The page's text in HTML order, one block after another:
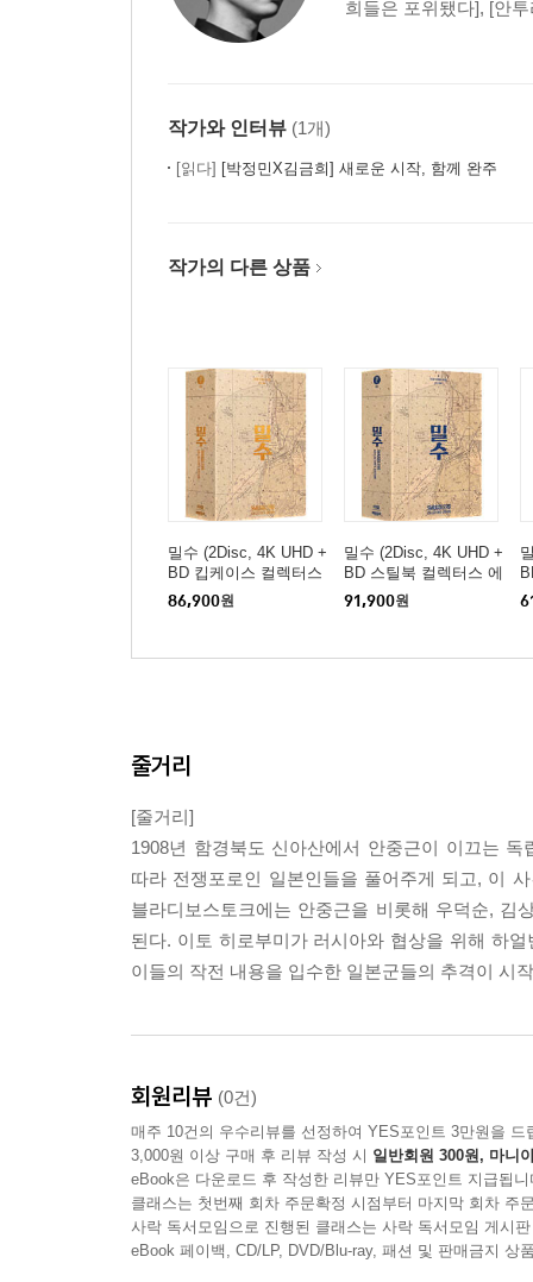
희들은 포위됐다], [안
작가와 인터뷰 (1개)
[읽다] [박정민X김금희] 새로운 시작, 함께 완주
작가의 다른 상품
밀수 (2Disc, 4K UHD +
BD 킵케이스 컬렉터스
에디션) : 블루레이
86,900원
밀수 (2Disc, 4K UHD +
BD 스틸북 컬렉터스 에
디션) : 블루레이
91,900원
줄거리
[줄거리]
1908년 함경북도 신아산에서 안중근이 이끄는
따라 전쟁포로인 일본인들을 풀어주게 되고, 이
블라디보스토크에는 안중근을 비롯해 우덕순, 김
된다. 이토 히로부미가 러시아와 협상을 위해 하
이들의 작전 내용을 입수한 일본군들의 추격이 시
회원리뷰 (0건)
매주 10건의 우수리뷰를 선정하여 YES포인트 3만원을 드
3,000원 이상 구매 후 리뷰 작성 시 일반회원 300원, 마니
eBook은 다운로드 후 작성한 리뷰만 YES포인트 지급됩니
클래스는 첫번째 회차 주문확정 시점부터 마지막 회차 주
사락 독서모임으로 진행된 클래스는 사락 독서모임 게시
eBook 페이백, CD/LP, DVD/Blu-ray, 패션 및 판매금지 상